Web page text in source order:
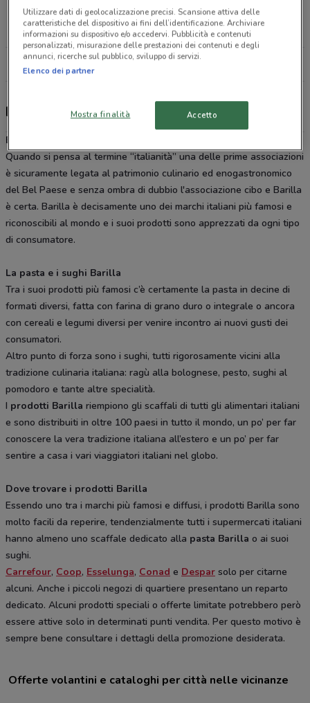
Via Ugo Foscolo, 14 Gravina Di Catania
1.7 km
Barilla, offerte e negozi
Barilla: un simbolo del cibo italiano
Quando si pensa al termine “italianità” una delle prime associazioni
è sicuramente legata al patrimonio culinario ed enogastronomico
del Bel Paese e senza ombra di dubbio l'associazione cibo e Barilla
è certa. Barilla è decisamente uno dei marchi italiani più famosi e
riconoscibili al mondo e i suoi prodotti sono apprezzati da ogni tipo
di consumatore.
La pasta e i sughi Barilla
Tra i suoi prodotti più famosi c’è certamente la pasta in decine di
formati diversi, fatta con farina di grano duro o integrale o ancora
con cereali e legumi diversi per venire incontro ai nuovi gusti dei
consumatori.
Altro punto di forza sono i sughi, tutti rigorosamente vicini alla
tradizione culinaria italiana: ragù alla bolognese, pesto, sughi al
pomodoro e tante altre specialità.
I prodotti Barilla riempiono gli scaffali di tutti gli alimentari italiani
e sono distribuiti in oltre 100 paesi in tutto il mondo, un po’ per far
conoscere la vera tradizione italiana all’estero e un po’ per far
sentire a casa i vari viaggiatori italiani nel globo.
Dove trovare i prodotti Barilla
Essendo uno tra i marchi più famosi e diffusi, i prodotti Barilla sono
molto facili da reperire, tendenzialmente tutti i supermercati italiani
hanno almeno uno scaffale dedicato alla pasta Barilla o ai suoi
sughi.
Carrefour, Coop, Esselunga, Conad e Despar solo per citarne
alcuni. Anche i piccoli negozi di quartiere presentano un reparto
dedicato. Alcuni prodotti speciali o offerte limitate potrebbero però
essere attive solo in determinati punti vendita. Per questo motivo è
sempre bene consultare i dettagli della promozione desiderata.
Offerte volantini e cataloghi per città nelle vicinanze
Utilizzare dati di geolocalizzazione precisi. Scansione attiva delle
caratteristiche del dispositivo ai fini dell’identificazione. Archiviare
informazioni su dispositivo e/o accedervi. Pubblicità e contenuti
personalizzati, misurazione delle prestazioni dei contenuti e degli
annunci, ricerche sul pubblico, sviluppo di servizi.
Elenco dei partner
Mostra finalità Accetto